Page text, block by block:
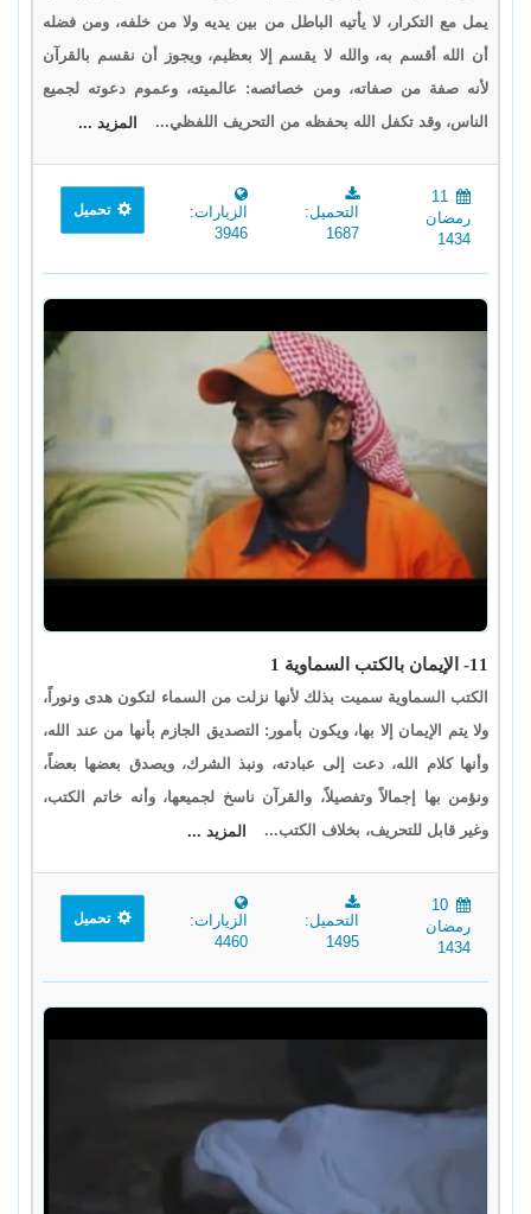
يمل مع التكرار، لا يأتيه الباطل من بين يديه ولا من خلفه، ومن فضله
أن الله أقسم به، والله لا يقسم إلا بعظيم، ويجوز أن نقسم بالقرآن
لأنه صفة من صفاته، ومن خصائصه: عالميته، وعموم دعوته لجميع
الناس، وقد تكفل الله بحفظه من التحريف اللفظي...
المزيد ...
11
رمضان
1434
التحميل:
1687
الزيارات:
3946
تحميل
11- الإيمان بالكتب السماوية 1
الكتب السماوية سميت بذلك لأنها نزلت من السماء لتكون هدى ونوراً،
ولا يتم الإيمان إلا بها، ويكون بأمور: التصديق الجازم بأنها من عند الله،
وأنها كلام الله، دعت إلى عبادته، ونبذ الشرك، ويصدق بعضها بعضاً،
ونؤمن بها إجمالاً وتفصيلاً، والقرآن ناسخ لجميعها، وأنه خاتم الكتب،
وغير قابل للتحريف، بخلاف الكتب...
المزيد ...
10
رمضان
1434
التحميل:
1495
الزيارات:
4460
تحميل